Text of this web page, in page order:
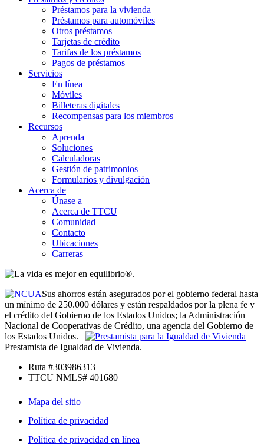
Préstamos para la vivienda
Préstamos para automóviles
Otros préstamos
Tarjetas de crédito
Tarifas de los préstamos
Pagos de préstamos
Servicios
En línea
Móviles
Billeteras digitales
Recompensas para los miembros
Recursos
Aprenda
Soluciones
Calculadoras
Gestión de patrimonios
Formularios y divulgación
Acerca de
Únase a
Acerca de TTCU
Comunidad
Contacto
Ubicaciones
Carreras
Sus ahorros están asegurados por el gobierno federal hasta
un mínimo de 250.000 dólares y están respaldados por la plena fe y
el crédito del Gobierno de los Estados Unidos; la Administración
Nacional de Cooperativas de Crédito, una agencia del Gobierno de
los Estados Unidos.
Prestamista de Igualdad de Vivienda.
Ruta #303986313
TTCU NMLS# 401680
Mapa del sitio
Política de privacidad
Política de privacidad en línea